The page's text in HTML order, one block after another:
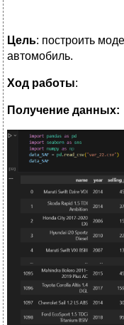
Цель: построить
автомобиль.
Ход работы:
Получение данных: